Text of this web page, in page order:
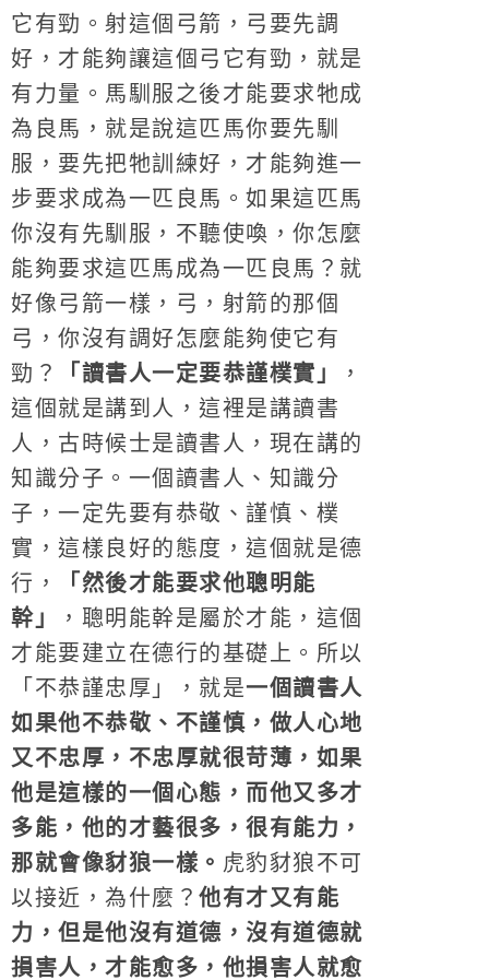
它有勁。射這個弓箭，弓要先調
好，才能夠讓這個弓它有勁，就是
有力量。馬馴服之後才能要求牠成
為良馬，就是說這匹馬你要先馴
服，要先把牠訓練好，才能夠進一
步要求成為一匹良馬。如果這匹馬
你沒有先馴服，不聽使喚，你怎麼
能夠要求這匹馬成為一匹良馬？就
好像弓箭一樣，弓，射箭的那個
弓，你沒有調好怎麼能夠使它有
勁？
「讀書人一定要恭謹樸實」
，
這個就是講到人，這裡是講讀書
人，古時候士是讀書人，現在講的
知識分子。一個讀書人、知識分
子，一定先要有恭敬、謹慎、樸
實，這樣良好的態度，這個就是德
行，
「然後才能要求他聰明能
幹」
，聰明能幹是屬於才能，這個
才能要建立在德行的基礎上。所以
「不恭謹忠厚」，就是一個讀書人
如果他不恭敬、不謹慎，做人心地
又不忠厚，不忠厚就很苛薄，如果
他是這樣的一個心態，而他又多才
多能，他的才藝很多，很有能力，
那就會像豺狼一樣。 虎豹豺狼不可
以接近，為什麼？ 他有才又有能
力，但是他沒有道德，沒有道德就
損害人，才能愈多，他損害人就愈